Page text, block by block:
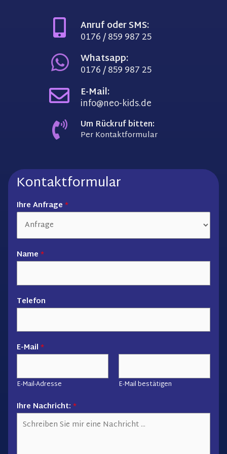
Anruf oder SMS:
0176 / 859 987 25
Whatsapp:
0176 / 859 987 25
E-Mail:
info@neo-kids.de
Um Rückruf bitten:
PerKontaktformular
Kontaktformular
Ihre Anfrage*
Name*
Telefon
E-Mail*
E-Mail-Adresse E-Mail bestätigen
*
N
Ihre Nachricht:*